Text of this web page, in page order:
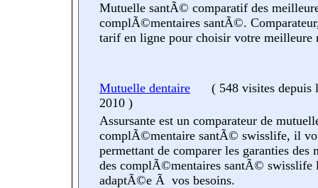
Mutuelle santÃ© comparatif des
complÃ©mentaires santÃ©.
tarif en ligne pour choisir votre meilleure
Mutuelle dentaire ( 548 visites depuis
2010 )
Assursante est un comparateur de
complÃ©mentaire santÃ© swisslife, il
permettant de comparer les garanties des
des complÃ©mentaires santÃ© swisslife
adaptÃ©e Ã vos besoins.